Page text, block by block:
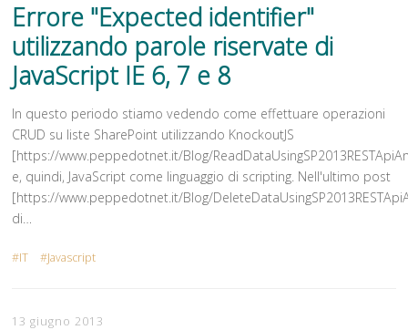
Errore "Expected identifier"
utilizzando parole riservate di
JavaScript IE 6, 7 e 8
In questo periodo stiamo vedendo come effettuare operazioni
CRUD su liste SharePoint utilizzando KnockoutJS
[https://www.peppedotnet.it/Blog/
e, quindi, JavaScript come linguaggio di scripting. Nell'ultimo post
[https://www.peppedotnet.it/Blog/
di…
IT Javascript
13 giugno 2013